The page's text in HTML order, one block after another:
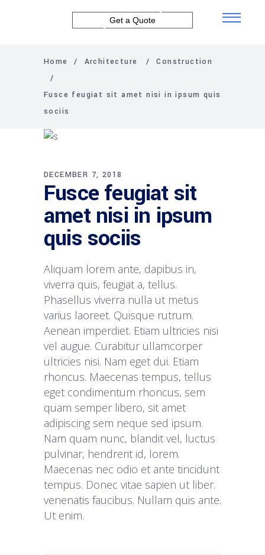
Get a Quote
Home / Architecture /Construction
/
Fusce feugiat sit amet nisi in ipsum quis
sociis
DECEMBER 7, 2018
Fusce feugiat sit
amet nisi in ipsum
quis sociis
Aliquam lorem ante, dapibus in,
viverra quis, feugiat a, tellus.
Phasellus viverra nulla ut metus
varius laoreet. Quisque rutrum.
Aenean imperdiet. Etiam ultricies nisi
vel augue. Curabitur ullamcorper
ultricies nisi. Nam eget dui. Etiam
rhoncus. Maecenas tempus, tellus
eget condimentum rhoncus, sem
quam semper libero, sit amet
adipiscing sem neque sed ipsum.
Nam quam nunc, blandit vel, luctus
pulvinar, hendrerit id, lorem.
Maecenas nec odio et ante tincidunt
tempus. Donec vitae sapien ut liber.
venenatis faucibus. Nullam quis ante.
Ut enim.